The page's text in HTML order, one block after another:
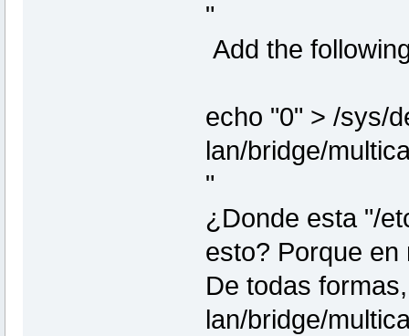
"
Add the
echo "0" > /sys/
lan/bridge/
"
¿Donde esta "/
esto? Porque
De todas
lan/bridge/